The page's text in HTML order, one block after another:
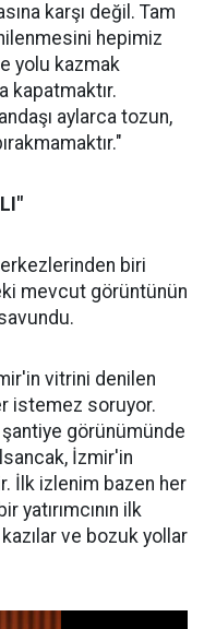
karşı değil. Tam
hepimiz
yolu kazmak
kapatmaktır.
aylarca tozun,
biri
mevcut görüntünün
vitrini denilen
istemez soruyor.
görünümünde
İzmir'in
İlk izlenim bazen her
yatırımcının ilk
ve bozuk yollar